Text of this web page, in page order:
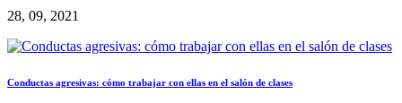
28, 09, 2021
Conductas agresivas: cómo trabajar con ellas en el salón de clases